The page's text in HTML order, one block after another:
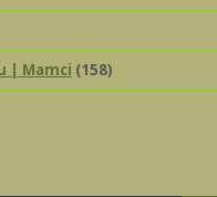
| Mamci (158)